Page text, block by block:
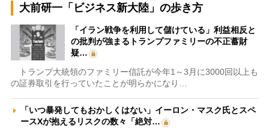
大前研一「ビジネス新大陸」の歩き方
「イラン戦争を利用して儲けている」利益相反と
の批判が強まるトランプファミリーの不正蓄財
疑…
トランプ大統領のファミリー信託が今年1～3月に3000回以上も
の証券取引を行っていたことが明らかになり…
「いつ暴発してもおかしくはない」イーロン・マスク氏とスペ
ースXが抱えるリスクの数々「絶対…